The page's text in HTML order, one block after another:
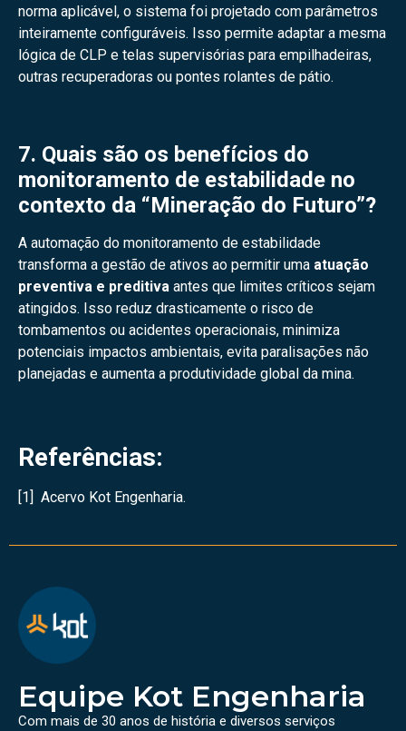
norma aplicável, o sistema foi projetado com parâmetros
inteiramente configuráveis. Isso permite adaptar a mesma
lógica de CLP e telas supervisórias para empilhadeiras,
outras recuperadoras ou pontes rolantes de pátio.
7. Quais são os benefícios do
monitoramento de estabilidade no
contexto da “Mineração do Futuro”?
A automação do monitoramento de estabilidade
transforma a gestão de ativos ao permitir uma atuação
preventiva e preditiva antes que limites críticos sejam
atingidos. Isso reduz drasticamente o risco de
tombamentos ou acidentes operacionais, minimiza
potenciais impactos ambientais, evita paralisações não
planejadas e aumenta a produtividade global da mina.
Referências:
[1] Acervo Kot Engenharia.
Equipe Kot Engenharia
Com mais de 30 anos de história e diversos serviços